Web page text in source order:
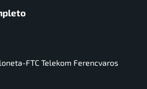
FTC Telekom Ferencvaros